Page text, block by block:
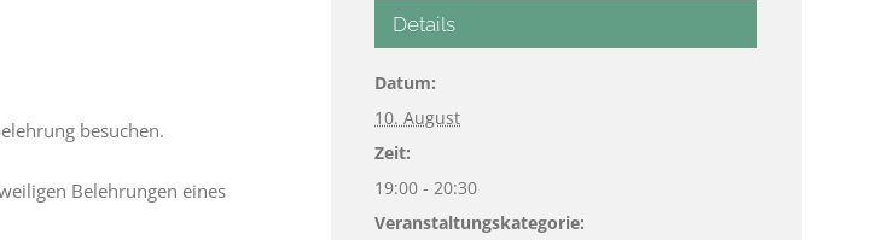
besuchen.
Belehrungen eines
Details
Datum:
10. August
Zeit:
19:00 - 20:30
Veranstaltungskategorie: